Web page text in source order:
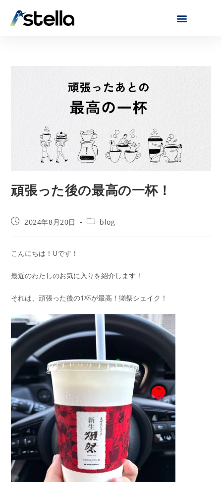
頑張った後の最高の一杯！
2024年8月20日 blog
こんにちは！Uです！
最近のわたしのお気に入りを紹介します！
それは、頑張った後の1杯が最高！獺祭シェイク！